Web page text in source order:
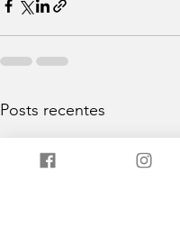
Posts recentes